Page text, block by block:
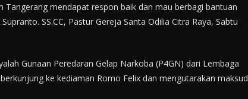
Tangerang mendapat respon baik dan mau berbagi bantuan
SS.CC, Pastur Gereja Santa Odilia Citra Raya, Sabtu
Gunaan Peredaran Gelap Narkoba (P4GN) dari Lembaga
ke kediaman Romo Felix dan mengutarakan maksud